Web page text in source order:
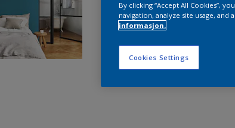
By clicking “Accept All Cookies”,
navigation, analyze site usage, and
informasjon.
Cookies Settings